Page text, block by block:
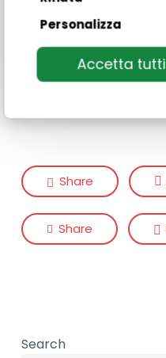
Personalizza
Accetta tutti
Laura Pasotto
Responsabile didattica
Share
Share
Search